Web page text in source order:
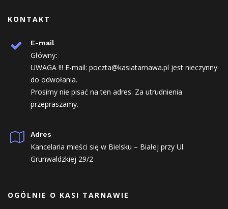
KONTAKT
E-mail
Główny:
UWAGA !!! E-mail: poczta@kasiatarnawa.pl jest nieczynny
do odwołania.
Prosimy nie pisać na ten adres. Za utrudnienia
przepraszamy.
Adres
Kancelaria mieści się w Bielsku – Białej przy Ul.
Grunwaldzkiej 29/2
OGÓLNIE O KASI TARNAWIE